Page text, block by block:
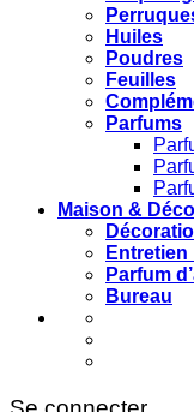
Huiles
Poudres
Feuilles
Parfums
Maison &
Entretien
Parfum
Bureau